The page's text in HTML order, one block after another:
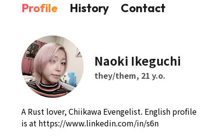
Profile History Contact
Naoki Ikeguchi
they/them, 21 y.o.
A Rust lover, Chiikawa Evengelist. English profile
is at https://www.linkedin.com/in/s6n